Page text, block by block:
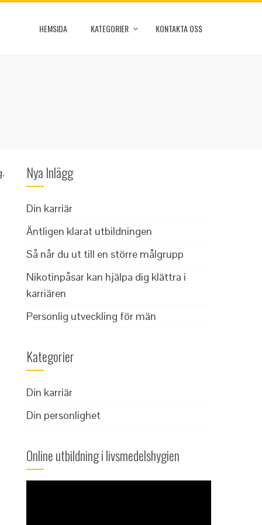
HEMSIDA KATEGORIER KONTAKTA OSS
Nya Inlägg
Din karriär
Äntligen klarat utbildningen
Så når du ut till en större målgrupp
Nikotinpåsar kan hjälpa dig klättra i
karriären
Personlig utveckling för män
Kategorier
Din karriär
Din personlighet
Online utbildning i livsmedelshygien